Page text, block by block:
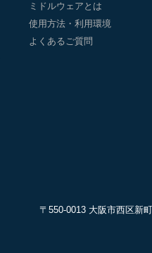
ミドルウェアとは
使用方法・利用環境
よくあるご質問
〒550-0013 大阪市西区新